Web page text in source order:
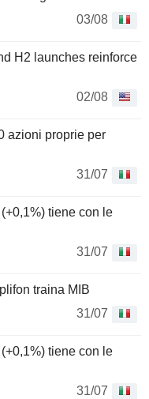
03/08
H2 launches reinforce
02/08
azioni proprie per
31/07
tiene con le
31/07
traina MIB
31/07
tiene con le
31/07